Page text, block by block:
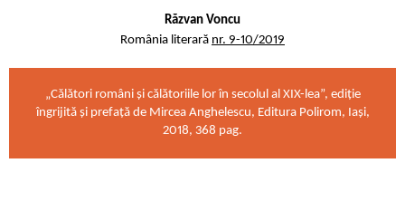
Răzvan Voncu
România literară nr. 9-10/2019
„Călători români și călătoriile lor în secolul al XIX-lea”, ediție
îngrijită și prefață de Mircea Anghelescu, Editura Polirom, Iași,
2018, 368 pag.